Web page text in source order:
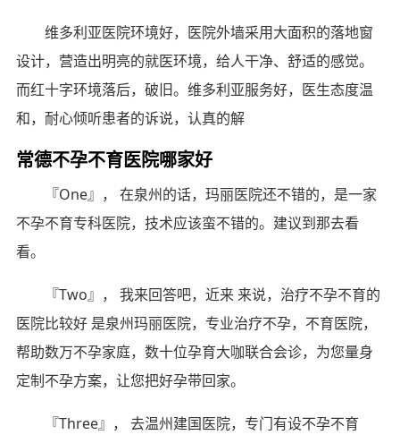
维多利亚医院环境好，医院外墙采用大面积的落地窗
设计，营造出明亮的就医环境，给人干净、舒适的感觉。
而红十字环境落后，破旧。维多利亚服务好，医生态度温
和，耐心倾听患者的诉说，认真的解
常德不孕不育医院哪家好
『One』， 在泉州的话，玛丽医院还不错的，是一家
不孕不育专科医院，技术应该蛮不错的。建议到那去看
看。
『Two』， 我来回答吧，近来 来说，治疗不孕不育的
医院比较好 是泉州玛丽医院，专业治疗不孕，不育医院，
帮助数万不孕家庭，数十位孕育大咖联合会诊，为您量身
定制不孕方案，让您把好孕带回家。
『Three』， 去温州建国医院，专门有设不孕不育